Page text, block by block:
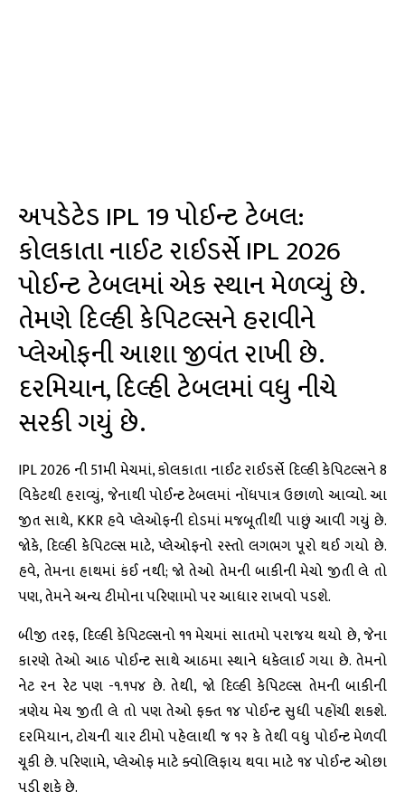
અપડેટેડ IPL 19 પોઈન્ટ ટેબલ:
કોલકાતા નાઈટ રાઈડર્સે IPL 2026
પોઈન્ટ ટેબલમાં એક સ્થાન મેળવ્યું છે.
તેમણે દિલ્હી કેપિટલ્સને હરાવીને
પ્લેઓફની આશા જીવંત રાખી છે.
દરમિયાન, દિલ્હી ટેબલમાં વધુ નીચે
સરકી ગયું છે.
IPL 2026 ની 51મી મેચમાં, કોલકાતા નાઈટ રાઈડર્સે દિલ્હી કેપિટલ્સને 8
વિકેટથી હરાવ્યું, જેનાથી પોઈન્ટ ટેબલમાં નોંધપાત્ર ઉછાળો આવ્યો. આ
જીત સાથે, KKR હવે પ્લેઓફની દોડમાં મજબૂતીથી પાછું આવી ગયું છે.
જોકે, દિલ્હી કેપિટલ્સ માટે, પ્લેઓફનો રસ્તો લગભગ પૂરો થઈ ગયો છે.
હવે, તેમના હાથમાં કંઈ નથી; જો તેઓ તેમની બાકીની મેચો જીતી લે તો
પણ, તેમને અન્ય ટીમોના પરિણામો પર આધાર રાખવો પડશે.
બીજી તરફ, દિલ્હી કેપિટલ્સનો ૧૧ મેચમાં સાતમો પરાજય થયો છે, જેના
કારણે તેઓ આઠ પોઈન્ટ સાથે આઠમા સ્થાને ધકેલાઈ ગયા છે. તેમનો
નેટ રન રેટ પણ -૧.૧૫૪ છે. તેથી, જો દિલ્હી કેપિટલ્સ તેમની બાકીની
ત્રણેય મેચ જીતી લે તો પણ તેઓ ફક્ત ૧૪ પોઈન્ટ સુધી પહોંચી શકશે.
દરમિયાન, ટોચની ચાર ટીમો પહેલાથી જ ૧૨ કે તેથી વધુ પોઈન્ટ મેળવી
ચૂકી છે. પરિણામે, પ્લેઓફ માટે ક્વોલિફાય થવા માટે ૧૪ પોઈન્ટ ઓછા
પડી શકે છે.